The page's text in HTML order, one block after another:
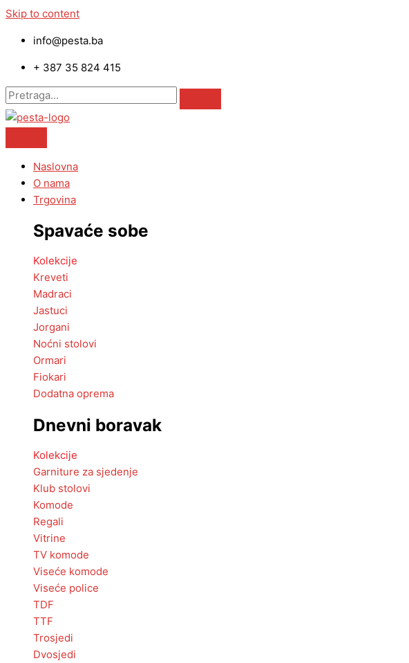
Skip to content
info@pesta.ba
+ 387 35 824 415
Naslovna
O nama
Trgovina
Spavaće sobe
Kolekcije
Kreveti
Madraci
Jastuci
Jorgani
Noćni stolovi
Ormari
Fiokari
Dodatna oprema
Dnevni boravak
Kolekcije
Garniture za sjedenje
Klub stolovi
Komode
Regali
Vitrine
TV komode
Viseće komode
Viseće police
TDF
TTF
Trosjedi
Dvosjedi